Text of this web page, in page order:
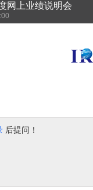
网上业绩说明会
后提问！